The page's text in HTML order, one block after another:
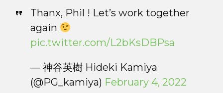
Thanx, Phil ! Let’s work together
again
pic.twitter.com/L2bKsDBPsa
— 神谷英樹 Hideki Kamiya
(@PG_kamiya) February 4, 2022